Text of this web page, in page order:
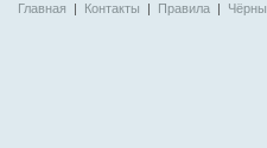
Главная | Контакты | Правила |